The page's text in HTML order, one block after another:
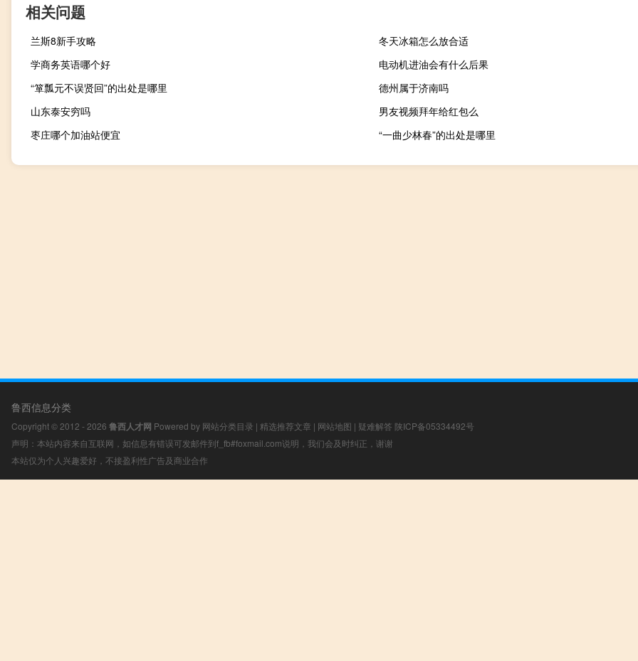
相关问题
兰斯8新手攻略
冬天冰箱怎么放合适
学商务英语哪个好
电动机进油会有什么后果
“箪瓢元不误贤回”的出处是哪里
德州属于济南吗
山东泰安穷吗
男友视频拜年给红包么
枣庄哪个加油站便宜
“一曲少林春”的出处是哪里
鲁西信息分类
Copyright © 2012 - 2026 鲁西人才网 Powered by 网站分类目录 | 精选推荐文章 | 网站地图 | 疑难解答 陕ICP备05334492号
声明：本站内容来自互联网，如信息有错误可发邮件到f_fb#foxmail.com说明，我们会及时纠正，谢谢
本站仅为个人兴趣爱好，不接盈利性广告及商业合作